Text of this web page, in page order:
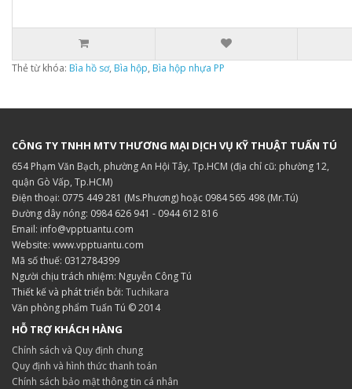
Thẻ từ khóa: Bìa hồ sơ, Bìa hộp, Bìa hộp nhựa PP
CÔNG TY TNHH MTV THƯƠNG MẠI DỊCH VỤ KỸ THUẬT TUẤN TÚ
654 Phạm Văn Bạch, phường An Hội Tây, Tp.HCM (địa chỉ cũ: phường 12,
quận Gò Vấp, Tp.HCM)
Điện thoại: 0775 449 281 (Ms.Phương) hoặc 0984 565 498 (Mr.Tú)
Đường dây nóng: 0984 626 941 - 0944 612 816
Email: info@vpptuantu.com
Website: www.vpptuantu.com
Mã số thuế: 0312784399
Người chịu trách nhiệm: Nguyễn Công Tú
Thiết kế và phát triển bởi: Tuchikara
Văn phòng phẩm Tuấn Tú © 2014
HỖ TRỢ KHÁCH HÀNG
Chính sách và Quy định chung
Quy định và hình thức thanh toán
Chính sách bảo mật thông tin cá nhân